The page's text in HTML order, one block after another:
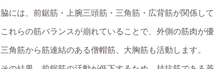
脇には、前鋸筋・上腕三頭筋・三角筋・広背筋が関係して
これらの筋バランスが崩れていることで、外側の筋肉が優
三角筋から筋連結のある僧帽筋、大胸筋も活動します。